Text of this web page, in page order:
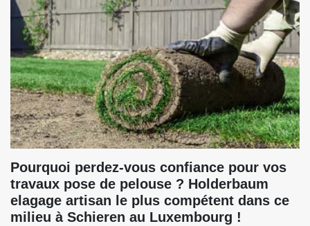
Pourquoi perdez-vous confiance pour vos
travaux pose de pelouse ? Holderbaum
elagage artisan le plus compétent dans ce
milieu à Schieren au Luxembourg !